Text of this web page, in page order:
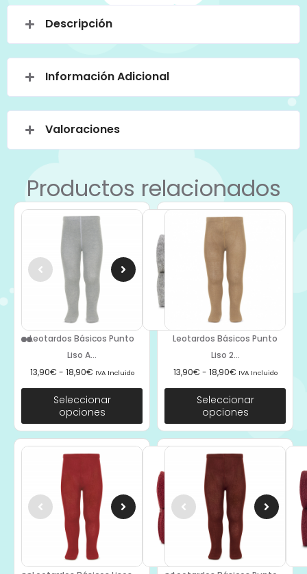
Descripción
Información Adicional
Valoraciones
Productos relacionados
Leotardos Básicos Punto
Liso A...
13,90€ - 18,90€ IVA Incluido
Seleccionar
opciones
Leotardos Básicos Punto
Liso 2...
13,90€ - 18,90€ IVA Incluido
Seleccionar
opciones